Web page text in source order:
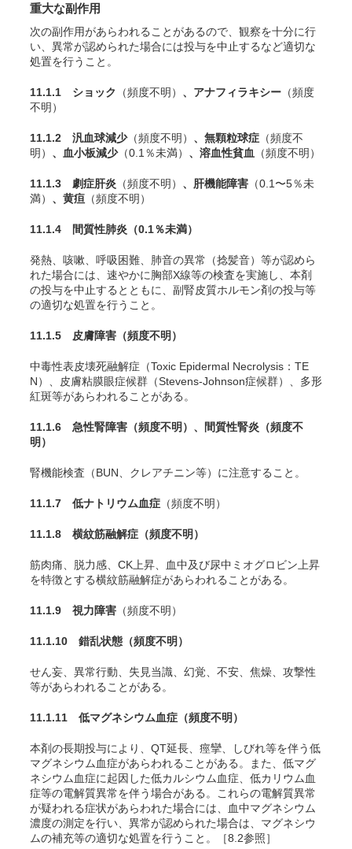
重大な副作用
次の副作用があらわれることがあるので、観察を十分に行
い、異常が認められた場合には投与を中止するなど適切な
処置を行うこと。
11.1.1 ショック （頻度不明） 、アナフィラキシー （頻度
不明）
11.1.2 汎血球減少（頻度不明） 、無顆粒球症 （頻度不
明） 、血小板減少（0.1％未満） 、溶血性貧血 （頻度不明）
11.1.3 劇症肝炎 （頻度不明） 、肝機能障害 （0.1〜5％未
満） 、黄疸 （頻度不明）
11.1.4 間質性肺炎 （0.1％未満）
発熱、咳嗽、呼吸困難、肺音の異常（捻髪音）等が認めら
れた場合には、速やかに胸部X線等の検査を実施し、本剤
の投与を中止するとともに、副腎皮質ホルモン剤の投与等
の適切な処置を行うこと。
11.1.5 皮膚障害 （頻度不明）
中毒性表皮壊死融解症（Toxic Epidermal Necrolysis：TE
N）、皮膚粘膜眼症候群（Stevens-Johnson症候群）、多形
紅斑等があらわれることがある。
11.1.6 急性腎障害 （頻度不明） 、間質性腎炎 （頻度不
明）
腎機能検査（BUN、クレアチニン等）に注意すること。
11.1.7 低ナトリウム血症 （頻度不明）
11.1.8 横紋筋融解症 （頻度不明）
筋肉痛、脱力感、CK上昇、血中及び尿中ミオグロビン上昇
を特徴とする横紋筋融解症があらわれることがある。
11.1.9 視力障害 （頻度不明）
11.1.10 錯乱状態 （頻度不明）
せん妄、異常行動、失見当識、幻覚、不安、焦燥、攻撃性
等があらわれることがある。
11.1.11 低マグネシウム血症 （頻度不明）
本剤の長期投与により、QT延長、痙攣、しびれ等を伴う低
マグネシウム血症があらわれることがある。また、低マグ
ネシウム血症に起因した低カルシウム血症、低カリウム血
症等の電解質異常を伴う場合がある。これらの電解質異常
が疑われる症状があらわれた場合には、血中マグネシウム
濃度の測定を行い、異常が認められた場合は、マグネシウ
ムの補充等の適切な処置を行うこと。［8.2参照］